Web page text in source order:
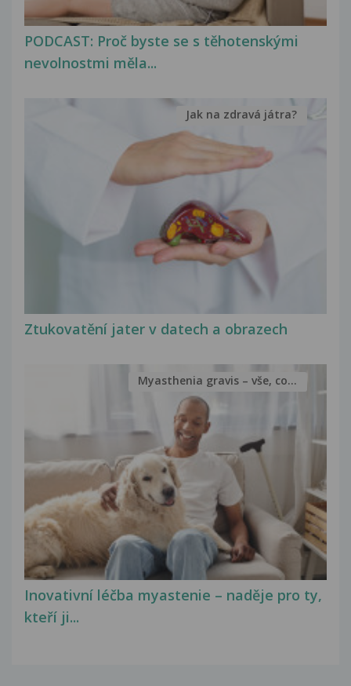
PODCAST: Proč byste se s těhotenskými
nevolnostmi měla...
Ztukovatění jater v datech a obrazech
Jak na zdravá játra?
Inovativní léčba myastenie – naděje pro ty,
kteří ji...
Myasthenia gravis – vše, co...